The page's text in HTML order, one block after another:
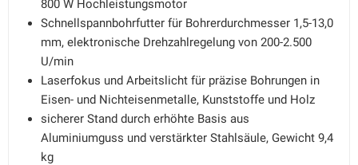
800 W Hochleistungsmotor
Schnellspannbohrfutter für Bohrerdurchmesser 1,5-13,0
mm, elektronische Drehzahlregelung von 200-2.500
U/min
Laserfokus und Arbeitslicht für präzise Bohrungen in
Eisen- und Nichteisenmetalle, Kunststoffe und Holz
sicherer Stand durch erhöhte Basis aus
Aluminiumguss und verstärkter Stahlsäule, Gewicht 9,4
kg